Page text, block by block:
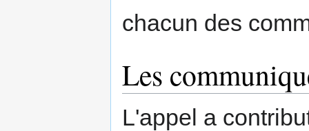
chacun des
Les
L'appel a